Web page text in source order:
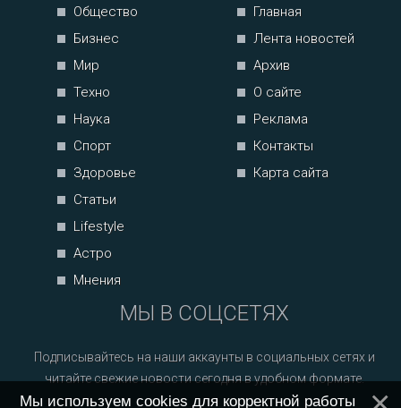
Общество
Бизнес
Мир
Техно
Наука
Спорт
Здоровье
Статьи
Lifestyle
Астро
Мнения
Главная
Лента новостей
Архив
О сайте
Реклама
Контакты
Карта сайта
МЫ В СОЦСЕТЯХ
Подписывайтесь на наши аккаунты в социальных сетях и
читайте свежие новости сегодня в удобном формате.
Мы используем cookies для корректной работы